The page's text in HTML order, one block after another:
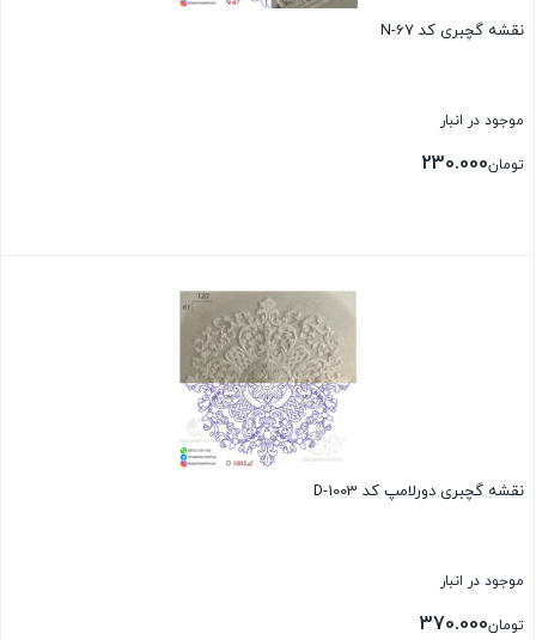
نقشه گچبری کد N-67
موجود در انبار
تومان230.000
نقشه گچبری دورلامپ کد D-1003
موجود در انبار
تومان370.000